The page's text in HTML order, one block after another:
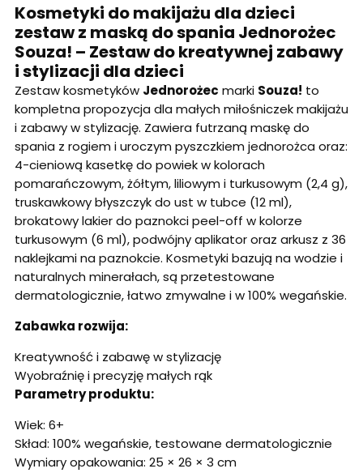
Kosmetyki do makijażu dla dzieci
zestaw z maską do spania Jednorożec
Souza! – Zestaw do kreatywnej zabawy
i stylizacji dla dzieci
Zestaw kosmetyków Jednorożec marki Souza! to
kompletna propozycja dla małych miłośniczek makijażu
i zabawy w stylizację. Zawiera futrzaną maskę do
spania z rogiem i uroczym pyszczkiem jednorożca oraz:
4-cieniową kasetkę do powiek w kolorach
pomarańczowym, żółtym, liliowym i turkusowym (2,4 g),
truskawkowy błyszczyk do ust w tubce (12 ml),
brokatowy lakier do paznokci peel-off w kolorze
turkusowym (6 ml), podwójny aplikator oraz arkusz z 36
naklejkami na paznokcie. Kosmetyki bazują na wodzie i
naturalnych minerałach, są przetestowane
dermatologicznie, łatwo zmywalne i w 100% wegańskie.
Zabawka rozwija:
Kreatywność i zabawę w stylizację
Wyobraźnię i precyzję małych rąk
Parametry produktu:
Wiek: 6+
Skład: 100% wegańskie, testowane dermatologicznie
Wymiary opakowania: 25 × 26 × 3 cm